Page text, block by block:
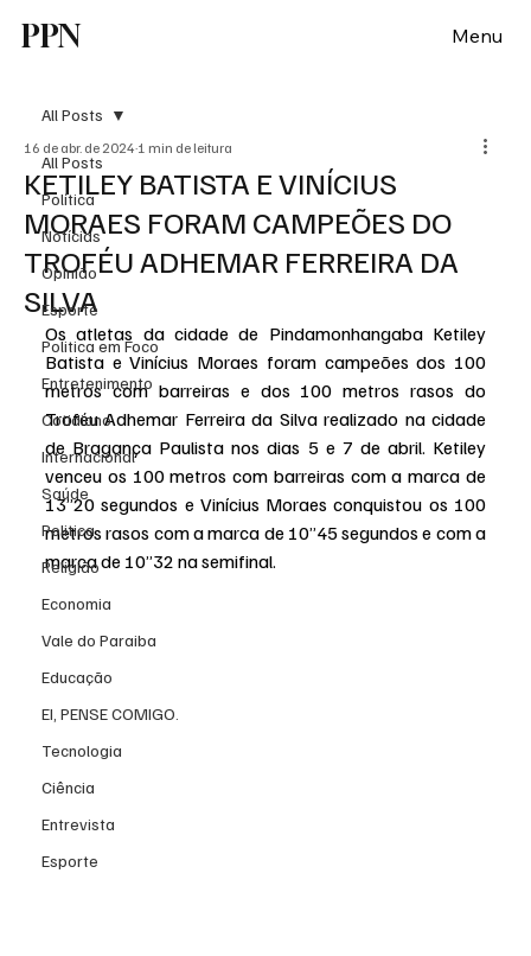
PPN Menu
All Posts
Política
Notícias
Opinião
Esporte
Politica em Foco
Entretenimento
Cotidiano
Internacional
Saúde
Politica
Religião
Economia
Vale do Paraiba
Educação
EI, PENSE COMIGO.
Tecnologia
Ciência
Entrevista
Esporte
All Posts
KETILEY BATISTA E VINÍCIUS
MORAES FORAM CAMPEÕES DO
TROFÉU ADHEMAR FERREIRA DA
SILVA
16 de abr. de 2024 1 min de leitura
Os atletas da cidade de Pindamonhangaba Ketiley
Batista e Vinícius Moraes foram campeões dos 100
metros com barreiras e dos 100 metros rasos do
Troféu Adhemar Ferreira da Silva realizado na cidade
de Bragança Paulista nos dias 5 e 7 de abril. Ketiley
venceu os 100 metros com barreiras com a marca de
13’’20 segundos e Vinícius Moraes conquistou os 100
metros rasos com a marca de 10’’45 segundos e com a
marca de 10’’32 na semifinal.